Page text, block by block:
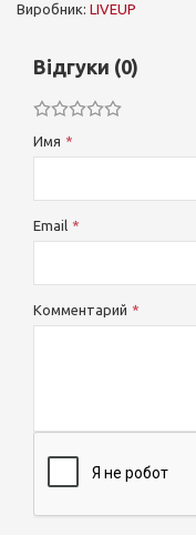
Виробник: LIVEUP
Відгуки (0)
Имя
Email
Комментарий